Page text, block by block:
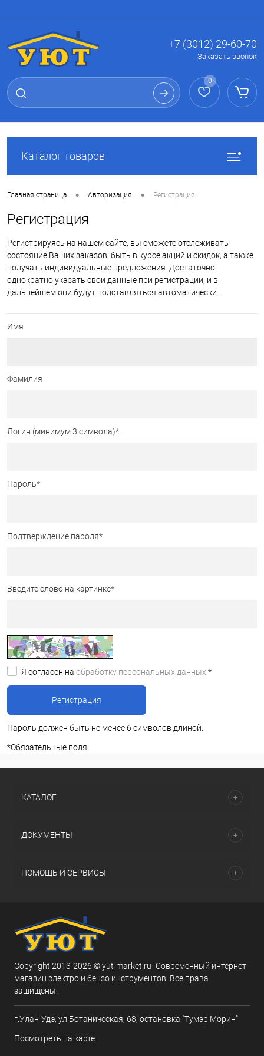
+7 (3012) 29-60-70
Заказать звонок
0
Каталог товаров
Главная страница • Авторизация • Регистрация
Регистрация
Регистрируясь на нашем сайте, вы сможете отслеживать
состояние Ваших заказов, быть в курсе акций и скидок, а также
получать индивидуальные предложения. Достаточно
однократно указать свои данные при регистрации, и в
дальнейшем они будут подставляться автоматически.
Имя
Фамилия
Логин (минимум 3 символа)*
Пароль*
Подтверждение пароля*
Введите слово на картинке*
Я согласен на обработку персональных данных. *
Пароль должен быть не менее 6 символов длиной.
*Обязательные поля.
КАТАЛОГ
ДОКУМЕНТЫ
ПОМОЩЬ И СЕРВИСЫ
Copyright 2013-2026 © yut-market.ru -Современный интернет-
магазин электро и бензо инструментов. Все права
защищены.
г.Улан-Удэ, ул.Ботаническая, 68, остановка "Тумэр Морин"
Посмотреть на карте